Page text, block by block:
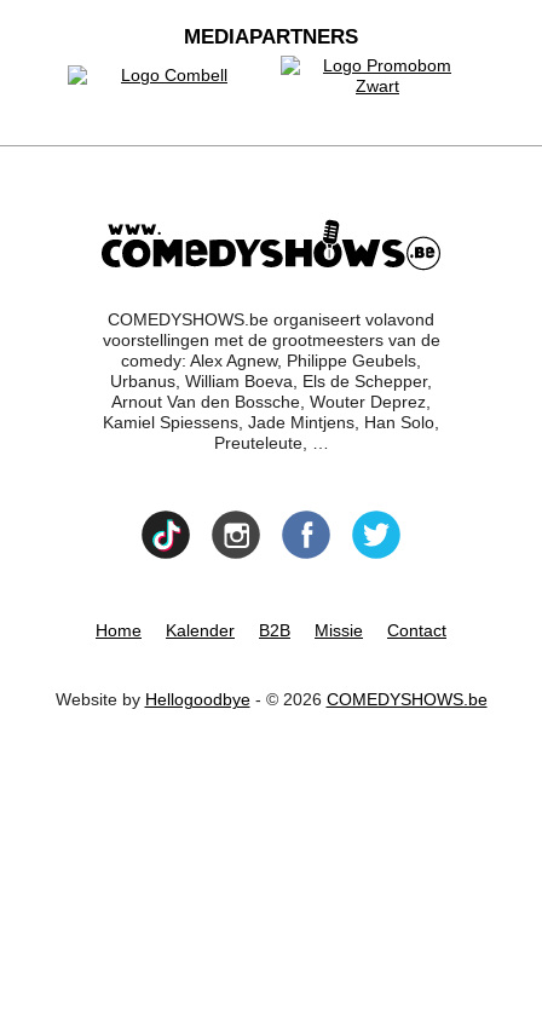
MEDIAPARTNERS
COMEDYSHOWS.be organiseert volavond
voorstellingen met de grootmeesters van de
comedy: Alex Agnew, Philippe Geubels,
Urbanus, William Boeva, Els de Schepper,
Arnout Van den Bossche, Wouter Deprez,
Kamiel Spiessens, Jade Mintjens, Han Solo,
Preuteleute, …
Home Kalender B2B Missie Contact
Website by Hellogoodbye- © 2026 COMEDYSHOWS.be